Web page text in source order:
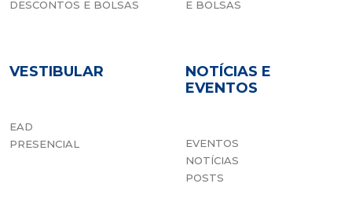
DESCONTOS E BOLSAS
E BOLSAS
VESTIBULAR
EAD
PRESENCIAL
NOTÍCIAS E
EVENTOS
EVENTOS
NOTÍCIAS
POSTS